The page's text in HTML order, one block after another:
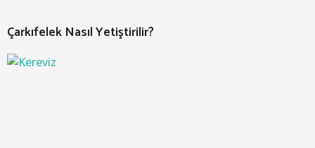
Çarkıfelek Nasıl Yetiştirilir?